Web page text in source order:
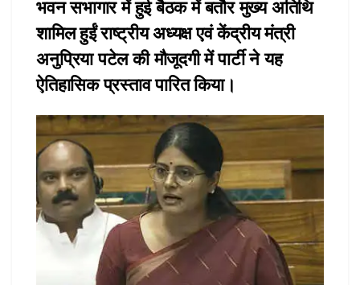
भवन सभागार में हुई बैठक में बतौर मुख्य अतिथि
शामिल हुईं राष्ट्रीय अध्यक्ष एवं केंद्रीय मंत्री
अनुप्रिया पटेल की मौजूदगी में पार्टी ने यह
ऐतिहासिक प्रस्ताव पारित किया।